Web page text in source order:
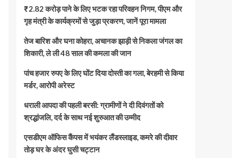
₹2.82 करोड़ पाने के लिए भटक रहा परिवहन निगम, पीएम और
गृह मंत्री के कार्यक्रमों से जुड़ा प्रकरण, जानें पूरा मामला
तेज बारिश और घना कोहरा, अचानक झाड़ी से निकला जंगल का
शिकारी, ले ली 48 साल की कमला की जान
पांच हजार रुपए के लिए घोंट दिया दोस्ती का गला, बेरहमी से किया
मर्डर, आरोपी अरेस्ट
धराली आपदा की पहली बरसी: ग्रामीणों ने दी दिवंगतों को
श्रद्धांजलि, दर्द के साथ नई शुरुआत की उम्मीद
एसडीएम ऑफिस कैंपस में भयंकर लैंडस्लाइड, कमरे की दीवार
तोड़ घर के अंदर घुसी चट्टान